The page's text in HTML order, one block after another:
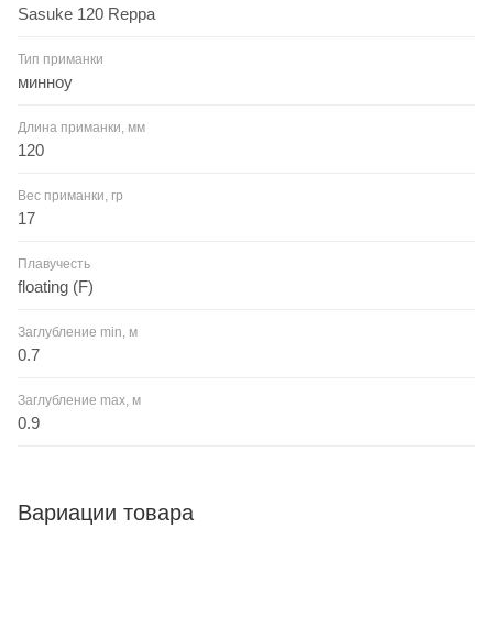
Sasuke 120 Reppa
Тип приманки
минноу
Длина приманки, мм
120
Вес приманки, гр
17
Плавучесть
floating (F)
Заглубление min, м
0.7
Заглубление max, м
0.9
Вариации товара